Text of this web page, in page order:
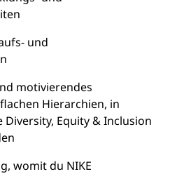
und
motivierendes
Hierarchien, in
Diversity, Equity & Inclusion
womit du NIKE